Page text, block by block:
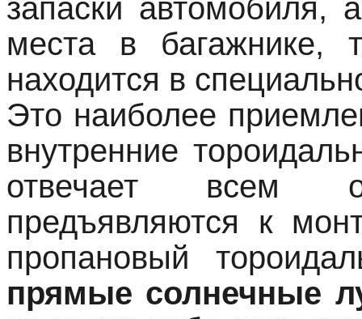
запаски автомобиля,
места в багажнике,
находится в
Это наиболее
внутренние
отвечает всем
предъявляются к
пропановый
прямые солнечные